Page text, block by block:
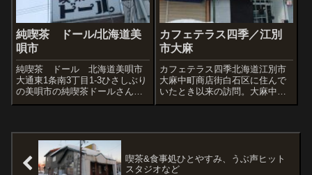
純喫茶 ドール/北海道美
唄市
純喫茶 ドール 北海道美唄市
大通東1条南3丁目1-3ひさしぶり
の美唄市の純喫茶ドールさん。
遠くて頻繁には行けないけれ
行きたくって仕方なくなった。
店に入ると、ママはほんとに８
７才なのだろ...
カフェテラス四季／江別
市大麻
カフェテラス四季北海道江別市
大麻中町商店街白石区に住んで
いたとき以来の訪問。大麻中町
商店街にあります。雪が降った
『ケルン』さんの閉店はいつだ
ほど来たことがあ...
喫茶&食事処ひとやすみ、うぶ声ヒット
スタジオなど